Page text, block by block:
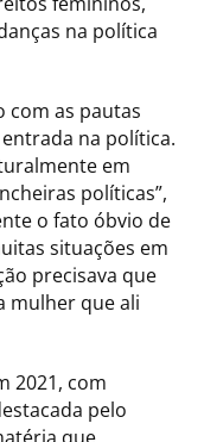
na política
com as pautas
na política.
em
políticas”,
o fato óbvio de
situações em
precisava que
mulher que ali
2021, com
pelo